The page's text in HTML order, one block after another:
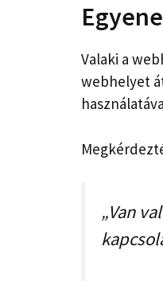
Valaki a
webhelyet
„Van